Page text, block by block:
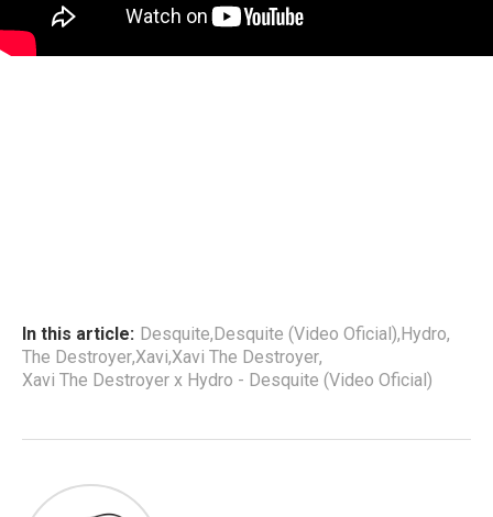
In this article: Desquite,Desquite (Video Oficial),Hydro,
The Destroyer,Xavi,Xavi The Destroyer,
Xavi The Destroyer x Hydro - Desquite (Video Oficial)